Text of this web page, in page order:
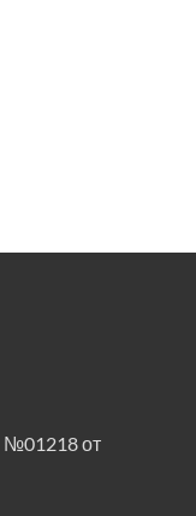
№01218 от